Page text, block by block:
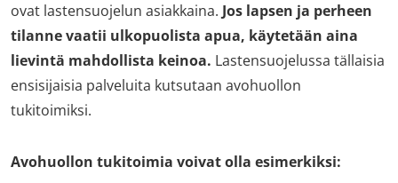
ovat lastensuojelun asiakkaina. Jos lapsen ja perheen
tilanne vaatii ulkopuolista apua, käytetään aina
lievintä mahdollista keinoa. Lastensuojelussa tällaisia
ensisijaisia palveluita kutsutaan avohuollon
tukitoimiksi.
Avohuollon tukitoimia voivat olla esimerkiksi: